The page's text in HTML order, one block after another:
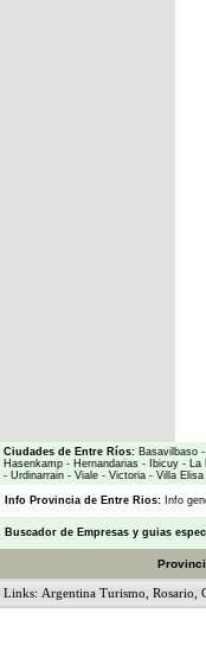
Ciudades de Entre Ríos: Basavilbaso -
Hasenkamp - Hernandarias - Ibicuy - La
- Urdinarrain - Viale - Victoria - Villa Elisa
Info Provincia de Entre Rios: Info
Buscador de Empresas y guias
Links: Argentina Turismo Rosario